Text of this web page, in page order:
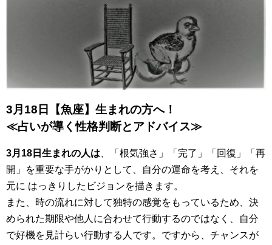
3月18日【魚座】生まれの方へ！
≪占いが導く性格判断とアドバイス≫
3月18日生まれの人は 、「根気強さ」「完了」「回復」「再
開」を重要な手がかりとして、自分の運命を考え、それを
元に はっきりしたビジョンを描きます。
また、時の流れに対して独特の感覚をもっているため、決
められた期限や他人に合わせて行動するのではなく、自分
で好機を見計らい行動する人です。ですから、チャンスが